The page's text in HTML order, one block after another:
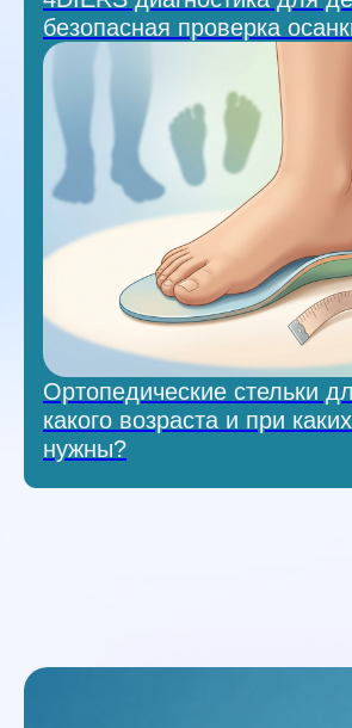
безопасная проверка
Ортопедические стельки
какого возраста и при
нужны?